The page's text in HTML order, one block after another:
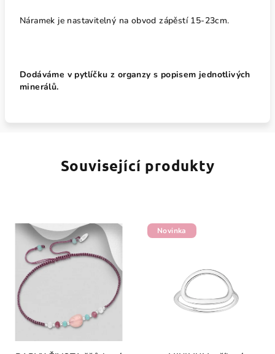
Náramek je nastavitelný na obvod zápěstí 15-23cm.
Dodáváme v pytlíčku z organzy s popisem jednotlivých
minerálů.
Související produkty
Novinka